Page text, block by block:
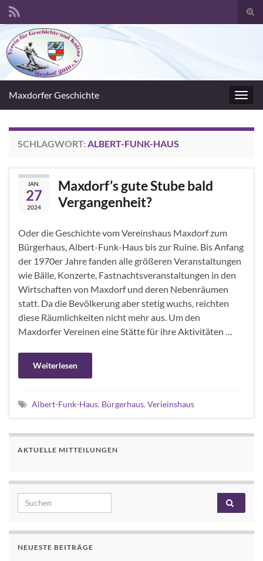
Search for:
Maxdorfer Geschichte
SCHLAGWORT: ALBERT-FUNK-HAUS
JAN.
27
2024
Maxdorf’s gute Stube bald
Vergangenheit?
Oder die Geschichte vom Vereinshaus Maxdorf zum
Bürgerhaus, Albert-Funk-Haus bis zur Ruine. Bis Anfang
der 1970er Jahre fanden alle größeren Veranstaltungen
wie Bälle, Konzerte, Fastnachtsveranstaltungen in den
Wirtschaften von Maxdorf und deren Nebenräumen
statt. Da die Bevölkerung aber stetig wuchs, reichten
diese Räumlichkeiten nicht mehr aus. Um den
Maxdorfer Vereinen eine Stätte für ihre Aktivitäten …
Weiterlesen
Albert-Funk-Haus, Bürgerhaus, Verieinshaus
AKTUELLE MITTEILUNGEN
Search for:
NEUESTE BEITRÄGE